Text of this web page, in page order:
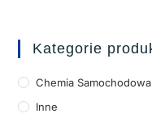
Kategorie
Chemia Samochodowa
Inne